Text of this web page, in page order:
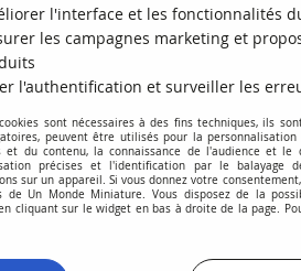
MAQUETTES ET
Soudal TDF 2023
l'interface et les fonctionnalités
les campagnes marketing et
l'authentification et surveiller les
sont nécessaires à des fins techniques, ils
peuvent être utilisés pour la
et du contenu, la connaissance de l'audience et le
précises et l'identification par le balayage
sur un appareil. Si vous donnez votre
de Un Monde Miniature. Vous disposez de la
cliquant sur le widget en bas à droite de la page.